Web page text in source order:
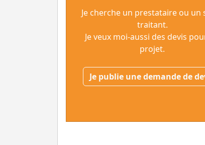
Je cherche un prestataire ou un
traitant.
Je veux moi-aussi des devis
projet.
Je publie une demande de